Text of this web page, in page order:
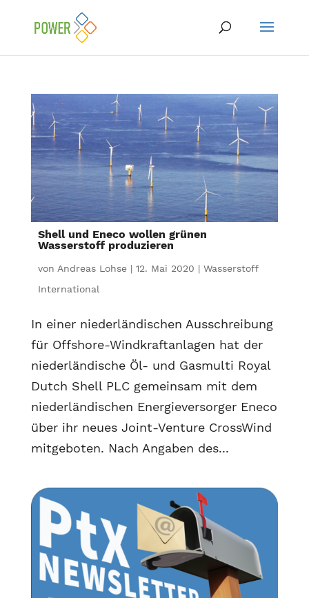
Shell und Eneco wollen grünen
Wasserstoff produzieren
von Andreas Lohse| 12. Mai 2020 | Wasserstoff
International
In einer niederländischen Ausschreibung
für Offshore-Windkraftanlagen hat der
niederländische Öl- und Gasmulti Royal
Dutch Shell PLC gemeinsam mit dem
niederländischen Energieversorger Eneco
über ihr neues Joint-Venture CrossWind
mitgeboten. Nach Angaben des...